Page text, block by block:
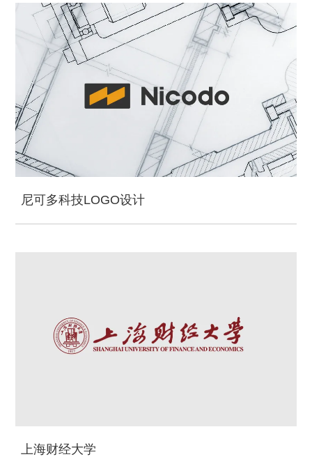
尼可多科技LOGO设计
上海财经大学